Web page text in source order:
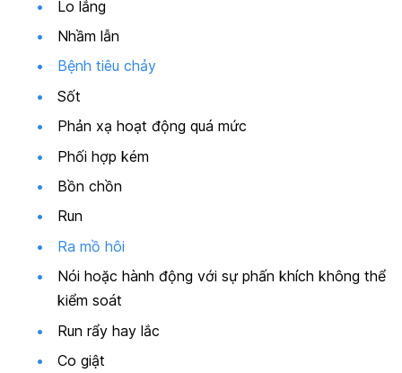
Lo lắng
Nhầm lẫn
Bệnh tiêu chảy
Sốt
Phản xạ hoạt động quá mức
Phối hợp kém
Bồn chồn
Run
Ra mồ hôi
Nói hoặc hành động với sự phấn khích không thể
kiểm soát
Run rẩy hay lắc
Co giật